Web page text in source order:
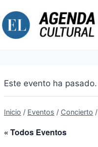
al
contenido
Este evento ha pasado.
Inicio / Eventos / Concierto /
« Todos Eventos